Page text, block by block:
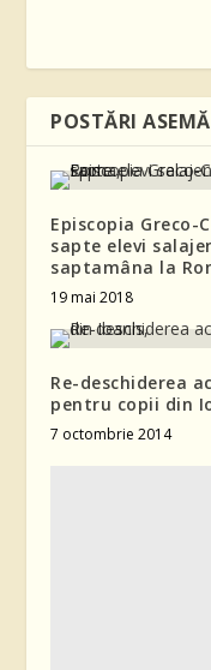
POSTĂRI
Episcopia
sapte elevi
saptamâna la
19 mai 2018
Re-deschiderea
pentru copii din
7 octombrie 2014